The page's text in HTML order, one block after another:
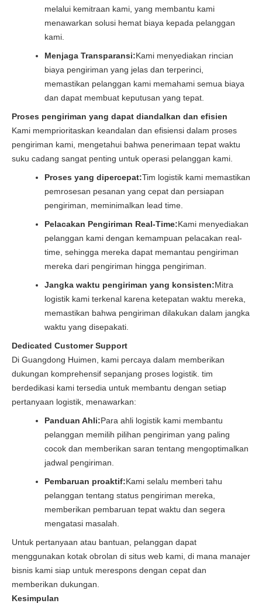
melalui kemitraan kami, yang membantu kami
menawarkan solusi hemat biaya kepada pelanggan
kami.
Menjaga Transparansi:Kami menyediakan rincian
biaya pengiriman yang jelas dan terperinci,
memastikan pelanggan kami memahami semua biaya
dan dapat membuat keputusan yang tepat.
Proses pengiriman yang dapat diandalkan dan efisien
Kami memprioritaskan keandalan dan efisiensi dalam proses
pengiriman kami, mengetahui bahwa penerimaan tepat waktu
suku cadang sangat penting untuk operasi pelanggan kami.
Proses yang dipercepat:Tim logistik kami memastikan
pemrosesan pesanan yang cepat dan persiapan
pengiriman, meminimalkan lead time.
Pelacakan Pengiriman Real-Time:Kami menyediakan
pelanggan kami dengan kemampuan pelacakan real-
time, sehingga mereka dapat memantau pengiriman
mereka dari pengiriman hingga pengiriman.
Jangka waktu pengiriman yang konsisten:Mitra
logistik kami terkenal karena ketepatan waktu mereka,
memastikan bahwa pengiriman dilakukan dalam jangka
waktu yang disepakati.
Dedicated Customer Support
Di Guangdong Huimen, kami percaya dalam memberikan
dukungan komprehensif sepanjang proses logistik. tim
berdedikasi kami tersedia untuk membantu dengan setiap
pertanyaan logistik, menawarkan:
Panduan Ahli:Para ahli logistik kami membantu
pelanggan memilih pilihan pengiriman yang paling
cocok dan memberikan saran tentang mengoptimalkan
jadwal pengiriman.
Pembaruan proaktif:Kami selalu memberi tahu
pelanggan tentang status pengiriman mereka,
memberikan pembaruan tepat waktu dan segera
mengatasi masalah.
Untuk pertanyaan atau bantuan, pelanggan dapat
menggunakan kotak obrolan di situs web kami, di mana manajer
bisnis kami siap untuk merespons dengan cepat dan
memberikan dukungan.
Kesimpulan